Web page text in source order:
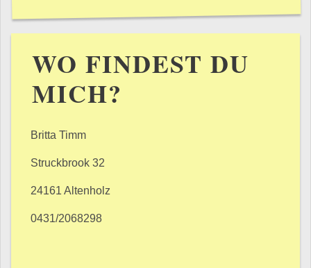
WO FINDEST DU
MICH?
Britta Timm
Struckbrook 32
24161 Altenholz
0431/2068298